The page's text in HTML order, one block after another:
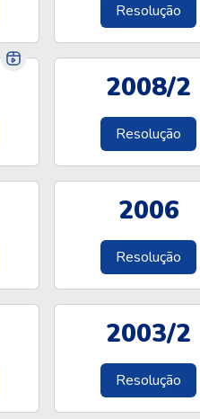
Resolução
2008/2
Resolução
2006
Resolução
2003/2
Resolução